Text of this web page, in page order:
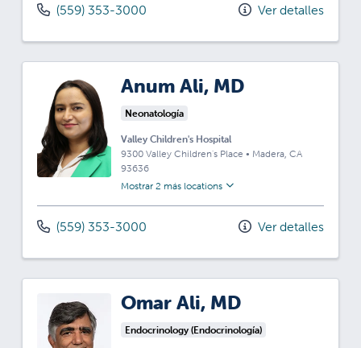
(559) 353-3000 Ver detalles
Anum Ali, MD
Neonatología
Valley Children's Hospital
9300 Valley Children's Place • Madera, CA
93636
Mostrar 2 más locations
(559) 353-3000 Ver detalles
Omar Ali, MD
Endocrinology (Endocrinología)